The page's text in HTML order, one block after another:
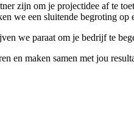
zijn om je projectidee af te
we een sluitende begroting
we paraat om je bedrijf te
en maken samen met jou